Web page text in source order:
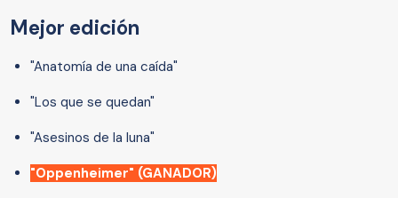
Mejor edición
"Anatomía de una caída"
"Los que se quedan"
"Asesinos de la luna"
"Oppenheimer" (GANADOR)